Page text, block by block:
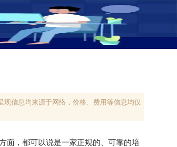
信息均来源于网络，价格、费用等信息均仅
面，都可以说是一家正规的、可靠的培